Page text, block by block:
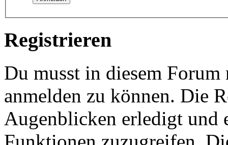
Registrieren
Du musst in diesem
anmelden zu können. Die
Augenblicken erledigt und